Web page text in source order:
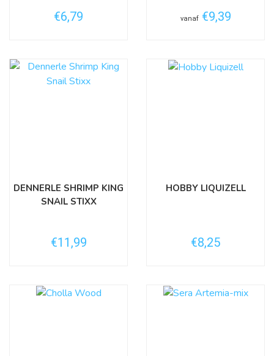
€6,79 vanaf €9,39
DENNERLE SHRIMP KING
SNAIL STIXX
€11,99
HOBBY LIQUIZELL
€8,25